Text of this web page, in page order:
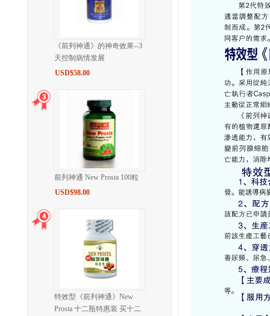
《前列神通》的神奇效果--3
天控制病情发展
USD$58.00
前列神通 New Prosta 100粒
USD$98.00
特效型《前列神通》New
Prosta 十二瓶特惠装 买十二